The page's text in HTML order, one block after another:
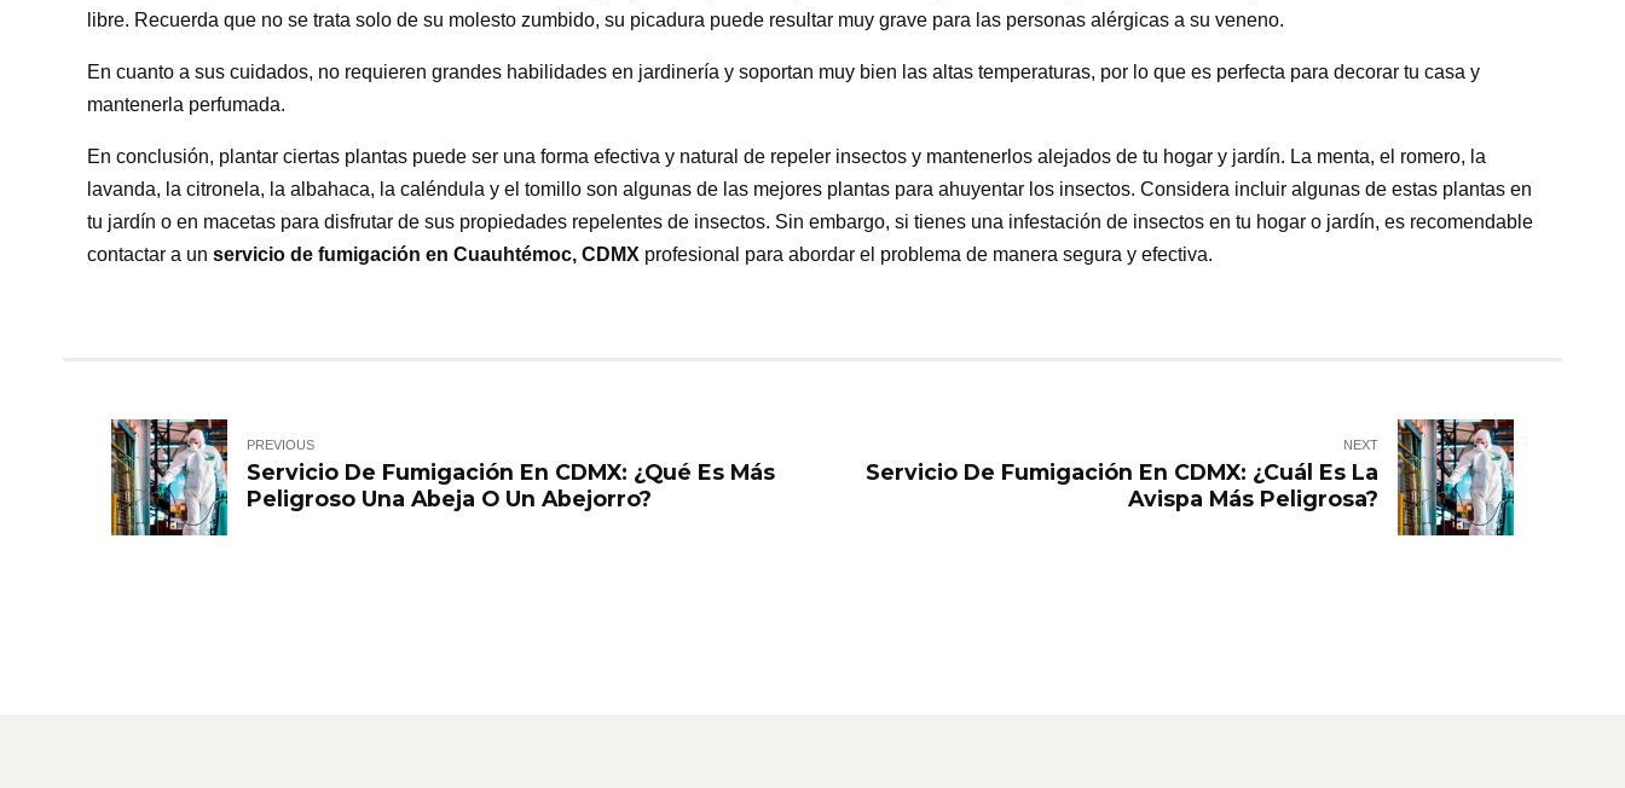
libre. Recuerda que no se trata solo de su molesto zumbido, su picadura puede resultar muy grave para las personas alérgicas a su veneno.
En cuanto a sus cuidados, no requieren grandes habilidades en jardinería y soportan muy bien las altas temperaturas, por lo que es perfecta para decorar tu casa y
mantenerla perfumada.
En conclusión, plantar ciertas plantas puede ser una forma efectiva y natural de repeler insectos y mantenerlos alejados de tu hogar y jardín. La menta, el romero, la
lavanda, la citronela, la albahaca, la caléndula y el tomillo son algunas de las mejores plantas para ahuyentar los insectos. Considera incluir algunas de estas plantas en
tu jardín o en macetas para disfrutar de sus propiedades repelentes de insectos. Sin embargo, si tienes una infestación de insectos en tu hogar o jardín, es recomendable
contactar a un servicio de fumigación en Cuauhtémoc, CDMX profesional para abordar el problema de manera segura y efectiva.
PREVIOUS
Servicio De Fumigación En CDMX: ¿Qué Es Más
Peligroso Una Abeja O Un Abejorro?
NEXT
Servicio De Fumigación En CDMX: ¿Cuál Es La
Avispa Más Peligrosa?